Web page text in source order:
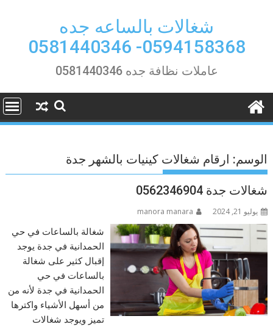
شغالات بالساعه جده
0594158368- 0581440346
عاملات نظافة جده 0581440346
الوسم: ارقام شغالات كينيات بالشهر جدة
شغالات جدة 0562346904
يوليو 21, 2024 manora manara
شغالة بالساعات في حي
الحمدانية في جدة يوجد
إقبال كثير على شغالة
بالساعات في حي
الحمدانية في جدة لأنه من
من أسهل الأشياء واكترها
تميز ويوجد شغالات